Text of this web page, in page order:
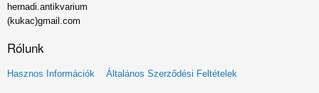
hernadi.antikvarium
(kukac)gmail.com
Rólunk
Lábléc
Hasznos Információk Általános Szerződési Feltételek